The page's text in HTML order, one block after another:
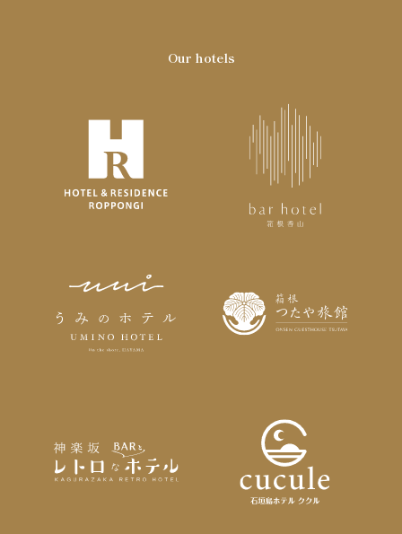
Our hotels